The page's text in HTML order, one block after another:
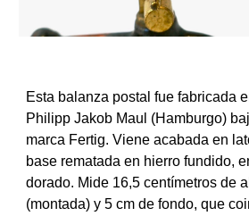
Esta balanza postal fue fabricada
Philipp Jakob Maul (Hamburgo)
marca Fertig. Viene acabada en
base rematada en hierro fundido,
dorado. Mide 16,5 centímetros de
(montada) y 5 cm de fondo, que